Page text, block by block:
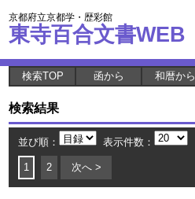
京都府立京都学・歴彩館
東寺百合文書WEB
検索TOP 函から 和暦から
検索結果
並び順： 表示件数：
1 2 次へ >